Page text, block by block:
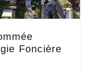
Foncière